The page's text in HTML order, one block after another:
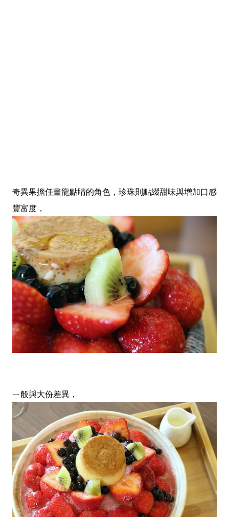
奇異果擔任畫龍點睛的角色，珍珠則點綴甜味與增加口感
豐富度，
ㄧ般與大份差異，